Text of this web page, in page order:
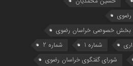
رضوی
و بخش خصوصی خراسان رضوی
شماره 1
شماره 2
شورای گفتگوی خراسان رضوی